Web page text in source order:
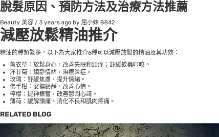
脫髮原因、預防方法及治療方法推薦
Beauty 美容 / 3 years ago by 屈小妹 8842
減壓放鬆精油推介
精油的種類繁多，以下為大家推介6種可以減壓放鬆的精油及其功效：
薰衣草：放鬆身心， 改善失眠和頭痛；舒緩蚊蟲叮咬。
洋甘菊：鎮靜情緒，治療炎症。
玫瑰：舒緩焦慮，提升情緒。
佛手柑：安撫鎮靜，改善心情。
檸檬：提神振奮，改善鬱悶心請。
薄荷：緩解頭痛、消化不良和肌肉疼痛。
RELATED BLOG